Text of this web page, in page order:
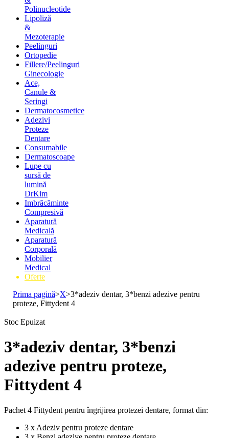
Polinucleotide
Lipoliză
&
Mezoterapie
Peelinguri
Ortopedie
Fillere/Peelinguri
Ginecologie
Ace,
Canule &
Seringi
Dermatocosmetice
Adezivi
Proteze
Dentare
Consumabile
Dermatoscoape
Lupe cu
sursă de
lumină
DrKim
Imbrăcăminte
Compresivă
Aparatură
Medicală
Aparatură
Corporală
Mobilier
Medical
Oferte
Prima pagină>X>3*adeziv dentar, 3*benzi adezive pentru
proteze, Fittydent 4
Stoc Epuizat
3*adeziv dentar, 3*benzi
adezive pentru proteze,
Fittydent 4
Pachet 4 Fittydent pentru îngrijirea protezei dentare, format din:
3 x Adeziv pentru proteze dentare